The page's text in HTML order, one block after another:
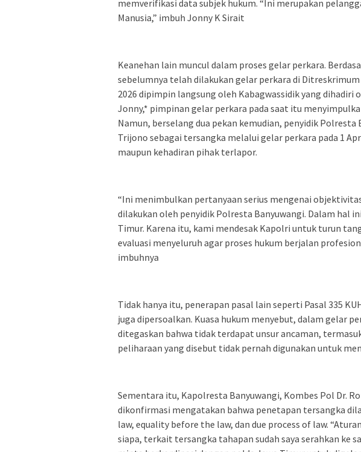
memverifikasi data subjek hukum. “Ini merupakan
Manusia,” imbuh Jonny K Sirait
Keanehan lain muncul dalam proses gelar perkara.
sebelumnya telah dilakukan gelar perkara di
2026 dipimpin langsung oleh Kabagwassidik yang dihadiri
Jonny,* pimpinan gelar perkara pada saat itu
Namun, berselang dua pekan kemudian, penyidik
Trijono sebagai tersangka melalui gelar perkara pada 1
maupun kehadiran pihak terlapor.
“Ini menimbulkan pertanyaan serius mengenai
dilakukan oleh penyidik Polresta Banyuwangi. Dalam hal
Timur. Karena itu, kami mendesak Kapolri untuk turun
evaluasi menyeluruh agar proses hukum berjalan
imbuhnya
Tidak hanya itu, penerapan pasal lain seperti Pasal 335
juga dipersoalkan. Kuasa hukum menyebut, dalam gelar
ditegaskan bahwa tidak terdapat unsur ancaman,
peliharaan yang disebut tidak pernah digunakan untuk
Sementara itu, Kapolresta Banyuwangi, Kombes Pol Dr.
dikonfirmasi mengatakan bahwa penetapan tersangka
law, equality before the law, dan due process of law.
siapa, terkait tersangka tahapan sudah saya serahkan ke